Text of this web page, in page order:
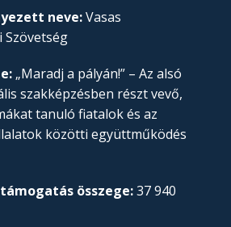
neve:Vasas
Szövetség
„Maradj a pályán!” – Az alsó
szakképzésben részt vevő,
tanuló fiatalok és az
közötti együttműködés
összege:37 940